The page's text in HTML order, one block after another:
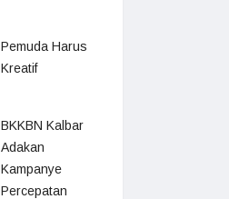
Pemuda Harus
Kreatif
BKKBN Kalbar
Adakan
Kampanye
Percepatan